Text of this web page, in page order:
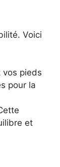
Voici
vos pieds
pour la
et